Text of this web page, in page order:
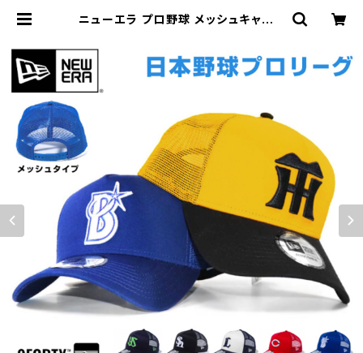
ニューエラ プロ野球 メッシュキャップ
野球 日本リーグ セリーグ パリーグ メ
ンズ レディース チームキャップ ファン
グッズ | HOOD LUCK a.k.a ガリュ